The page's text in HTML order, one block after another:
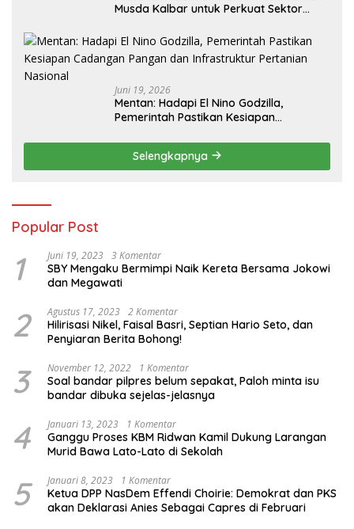
Musda Kalbar untuk Perkuat Sektor
Juni 19, 2026
Mentan: Hadapi El Nino Godzilla,
Pemerintah Pastikan Kesiapan
Pertanian Nasional
Selengkapnya
Popular Post
1 Juni 19, 2023 3 Komentar
SBY Mengaku Bermimpi Naik Kereta Bersama Jokowi
dan Megawati
2 Agustus 17, 2023 2 Komentar
Hilirisasi Nikel, Faisal Basri, Septian Hario Seto, dan
Penyiaran Berita Bohong!
3 November 12, 2022 1 Komentar
Soal bandar pilpres belum sepakat, Paloh minta isu
bandar dibuka sejelas-jelasnya
4 Januari 13, 2023 1 Komentar
Ganggu Proses KBM Ridwan Kamil Dukung Larangan
Murid Bawa Lato-Lato di Sekolah
5 Januari 8, 2023 1 Komentar
Ketua DPP NasDem Effendi Choirie: Demokrat dan PKS
akan Deklarasi Anies Sebagai Capres di Februari